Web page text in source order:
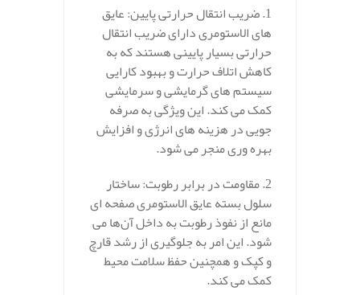
1. ضریب انتقال حرارتی پایین: عایق‌
های الاستومری دارای ضریب انتقال
حرارتی بسیار پایینی هستند که به
کاهش اتلاف حرارت و بهبود کارایی
سیستم‌ های گرمایشی و سرمایشی
کمک می‌ کند. این ویژگی به صرفه‌
جویی در هزینه‌ های انرژی و افزایش
بهره‌ وری منجر می‌ شود.
2. مقاومت در برابر رطوبت: ساختار
سلول بسته عایق الاستومری صفحه ای
مانع از نفوذ رطوبت به داخل آن‌ها می‌
شود. این امر به جلوگیری از رشد قارچ
و کپک و همچنین حفظ سلامت محیط
کمک می‌ کند.